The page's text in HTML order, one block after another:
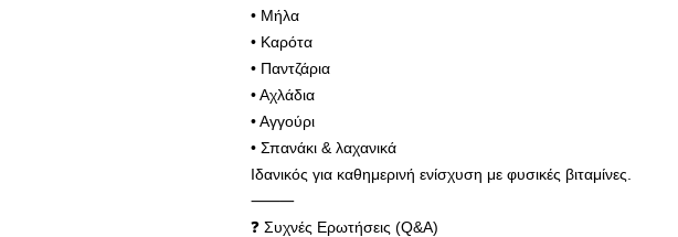
• Μήλα
• Καρότα
• Παντζάρια
• Αχλάδια
• Αγγούρι
• Σπανάκι & λαχανικά
Ιδανικός για καθημερινή ενίσχυση με φυσικές βιταμίνες.
⸻
❓ Συχνές Ερωτήσεις (Q&A)